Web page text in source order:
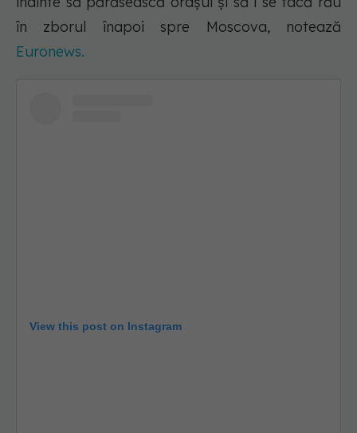
în zborul înapoi spre Moscova, notează
Euronews.
View this post on Instagram